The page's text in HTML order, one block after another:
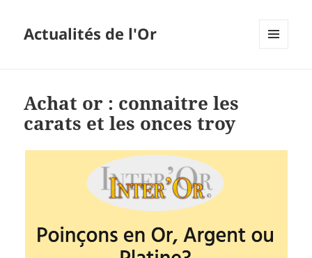
Actualités de l'Or
Achat or : connaitre les
carats et les onces troy